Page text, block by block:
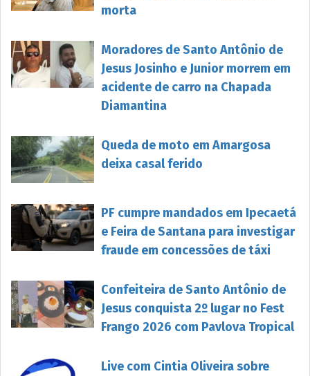
morta
Moradores de Santo Antônio de
Jesus Josinho e Junior morrem em
acidente de carro na Chapada
Diamantina
Queda de moto em Amargosa
deixa casal ferido
PF cumpre mandados em Ipecaetá
e Feira de Santana para investigar
fraude em concessões de táxi
Confeiteira de Santo Antônio de
Jesus conquista 2º lugar no Fest
Frango 2026 com Pavlova Tropical
Live com Cintia Oliveira sobre